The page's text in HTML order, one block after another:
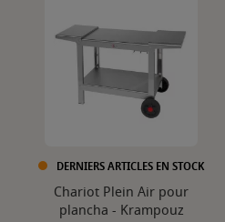
DERNIERS ARTICLES EN STOCK
Chariot Plein Air pour
plancha - Krampouz